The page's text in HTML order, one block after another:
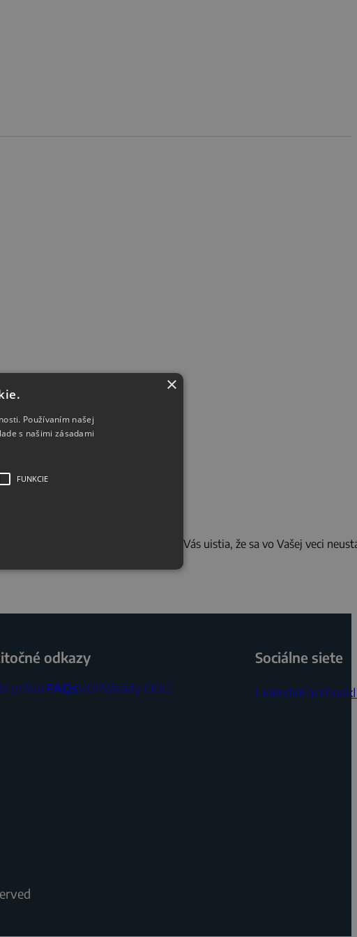
Priebežne podávané informácie Vás uistia, že sa vo Vašej veci
odkazy
práva FAQsVOPZásady OOÚ
Sociálne siete
LinkedinFacebook
×
Používaním našej
s našimi zásadami
FUNKCIE